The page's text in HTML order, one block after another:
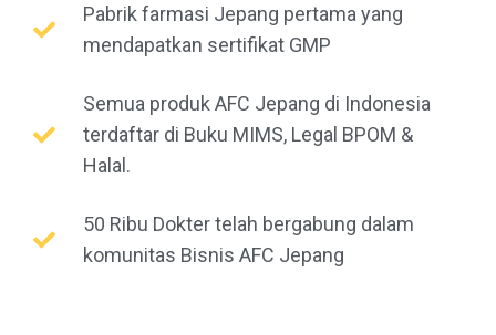
Pabrik farmasi Jepang pertama yang
mendapatkan sertifikat GMP
Semua produk AFC Jepang di Indonesia
terdaftar di Buku MIMS, Legal BPOM &
Halal.
50 Ribu Dokter telah bergabung dalam
komunitas Bisnis AFC Jepang